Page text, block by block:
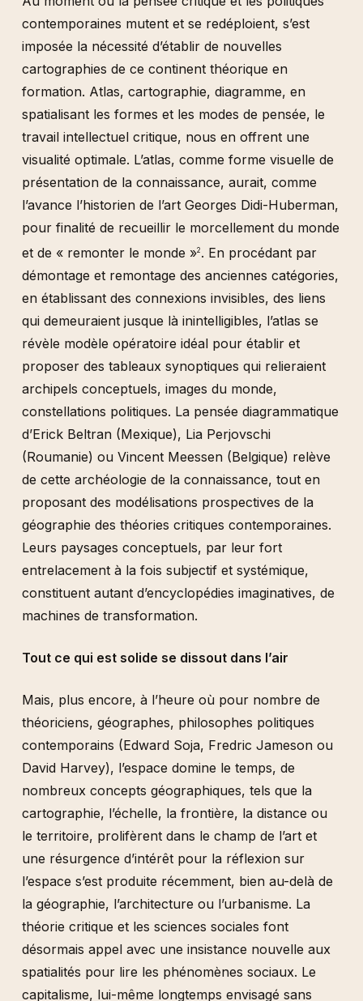
contemporaines mutent et se redéploient, s’est
imposée la nécessité d’établir de nouvelles
cartographies de ce continent théorique en
formation. Atlas, cartographie, diagramme, en
spatialisant les formes et les modes de pensée, le
travail intellectuel critique, nous en offrent une
visualité optimale. L’atlas, comme forme visuelle de
présentation de la connaissance, aurait, comme
l’avance l’historien de l’art Georges Didi-Huberman,
pour finalité de recueillir le morcellement du monde
et de « remonter le monde »2 . En procédant par
démontage et remontage des anciennes catégories,
en établissant des connexions invisibles, des liens
qui demeuraient jusque là inintelligibles, l’atlas se
révèle modèle opératoire idéal pour établir et
proposer des tableaux synoptiques qui relieraient
archipels conceptuels, images du monde,
constellations politiques. La pensée diagrammatique
d’Erick Beltran (Mexique), Lia Perjovschi
(Roumanie) ou Vincent Meessen (Belgique) relève
de cette archéologie de la connaissance, tout en
proposant des modélisations prospectives de la
géographie des théories critiques contemporaines.
Leurs paysages conceptuels, par leur fort
entrelacement à la fois subjectif et systémique,
constituent autant d’encyclopédies imaginatives, de
machines de transformation.
Tout ce qui est solide se dissout dans l’air
Mais, plus encore, à l’heure où pour nombre de
théoriciens, géographes, philosophes politiques
contemporains (Edward Soja, Fredric Jameson ou
David Harvey), l’espace domine le temps, de
nombreux concepts géographiques, tels que la
cartographie, l’échelle, la frontière, la distance ou
le territoire, prolifèrent dans le champ de l’art et
une résurgence d’intérêt pour la réflexion sur
l’espace s’est produite récemment, bien au-delà de
la géographie, l’architecture ou l’urbanisme. La
théorie critique et les sciences sociales font
désormais appel avec une insistance nouvelle aux
spatialités pour lire les phénomènes sociaux. Le
capitalisme, lui-même longtemps envisagé sans